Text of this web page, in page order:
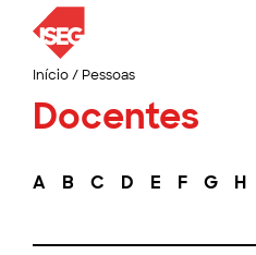
Início/ Pessoas
Docentes
A B C D E F G H